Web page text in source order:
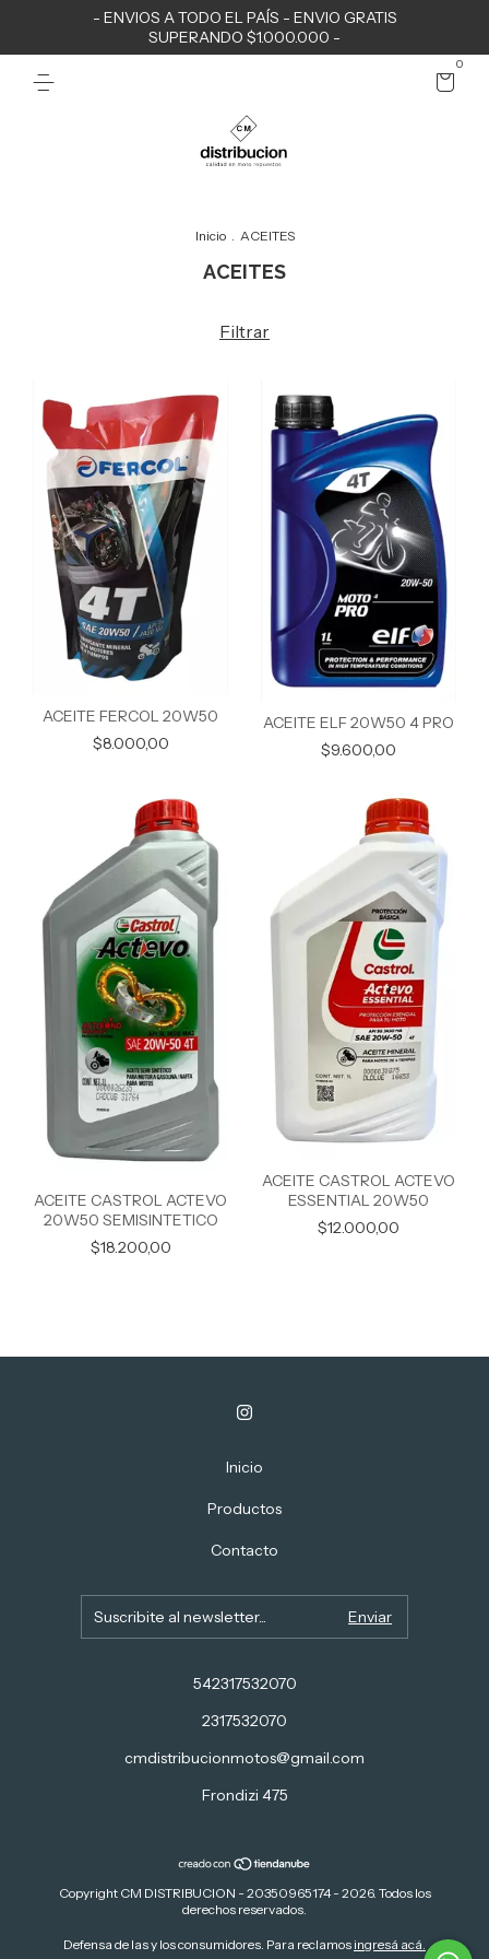
- ENVIOS A TODO EL PAÍS - ENVIO GRATIS
SUPERANDO $1.000.000 -
0
Inicio . ACEITES
ACEITES
Filtrar
ACEITE FERCOL 20W50
$8.000,00
ACEITE ELF 20W50 4 PRO
$9.600,00
ACEITE CASTROL ACTEVO
20W50 SEMISINTETICO
$18.200,00
ACEITE CASTROL ACTEVO
ESSENTIAL 20W50
$12.000,00
Inicio
Productos
Contacto
542317532070
2317532070
cmdistribucionmotos@gmail.com
Frondizi 475
Copyright CM DISTRIBUCION - 20350965174 - 2026. Todos los
derechos reservados.
Defensa de las y los consumidores. Para reclamos ingresá acá.